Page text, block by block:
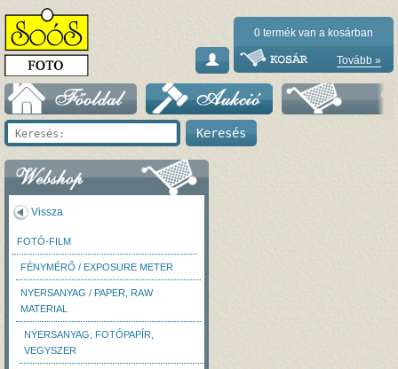
0 termék van a kosárban
Tovább »
Vissza
FOTÓ-FILM
FÉNYMÉRŐ / EXPOSURE METER
NYERSANYAG / PAPER, RAW
MATERIAL
NYERSANYAG, FOTÓPAPÍR,
VEGYSZER